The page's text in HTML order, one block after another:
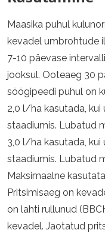
Maasika puhul
kevadel umbrohtude
7-10 päevase
jooksul. Ooteaeg 30
söögipeedi puhul on
2,0 l/ha kasutada,
staadiumis. Lubatud
3,0 l/ha kasutada, kui
staadiumis. Lubatud
Maksimaalne
Pritsimisaeg on
on lahti rullunud
kevadel. Jaotatud